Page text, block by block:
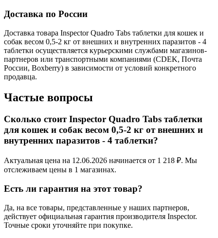
Доставка по России
Доставка товара Inspector Quadro Tabs таблетки для кошек и
собак весом 0,5-2 кг от внешних и внутренних паразитов - 4
таблетки осуществляется курьерскими службами магазинов-
партнеров или транспортными компаниями (CDEK, Почта
России, Boxberry) в зависимости от условий конкретного
продавца.
Частые вопросы
Сколько стоит Inspector Quadro Tabs таблетки
для кошек и собак весом 0,5-2 кг от внешних и
внутренних паразитов - 4 таблетки?
Актуальная цена на 12.06.2026 начинается от 1 218 ₽. Мы
отслеживаем цены в 1 магазинах.
Есть ли гарантия на этот товар?
Да, на все товары, представленные у наших партнеров,
действует официальная гарантия производителя Inspector.
Точные сроки уточняйте при покупке.